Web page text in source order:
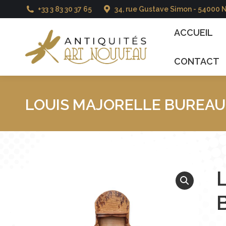
+33 3 83 30 37 65 34, rue Gustave Simon - 54000
ACCUEIL
CONTACT
LOUIS MAJORELLE BUREAU
ACCUEIL